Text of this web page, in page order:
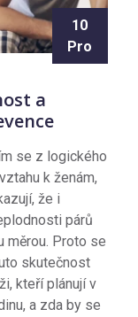
10
Pro
a
se z logického
k ženám,
že i
párů
měrou. Proto se
skutečnost
kteří plánují v
a zda by se